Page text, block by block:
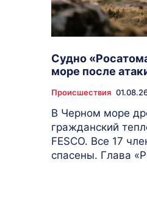
Судно
море после
Происшествия
В Черном море
гражданский
FESCO. Все 17
спасены. Глава